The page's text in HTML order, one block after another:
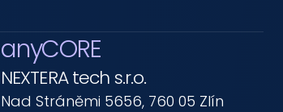
anyCORE
NEXTERA tech s.r.o.
Nad Stráněmi 5656, 760 05 Zlín